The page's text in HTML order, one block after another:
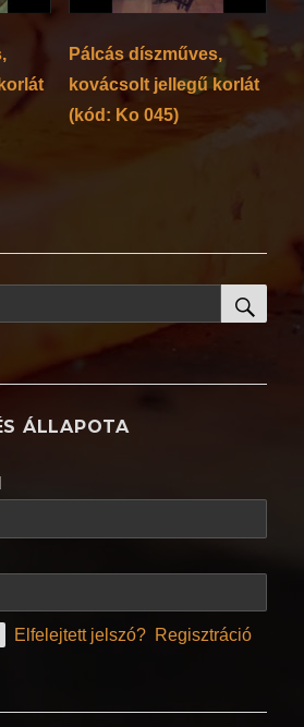
Pálcás díszműves,
kovácsolt jellegű korlát
(kód: Ko 045)
ÁLLAPOTA
Elfelejtett jelszó? Regisztráció